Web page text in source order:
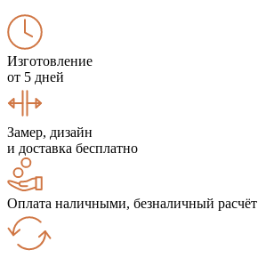
Изготовление
от 5 дней
Замер, дизайн
и доставка бесплатно
Оплата наличными, безналичный расчёт